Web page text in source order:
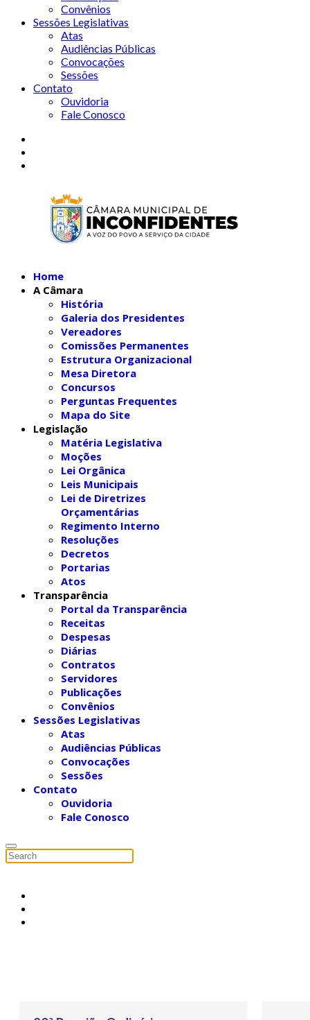
Convênios
Sessões Legislativas
Atas
Audiências Públicas
Convocações
Sessões
Contato
Ouvidoria
Fale Conosco
Home
A Câmara
História
Galeria dos Presidentes
Vereadores
Comissões Permanentes
Estrutura Organizacional
Mesa Diretora
Concursos
Perguntas Frequentes
Mapa do Site
Legislação
Matéria Legislativa
Moções
Lei Orgânica
Leis Municipais
Lei de Diretrizes
Orçamentárias
Regimento Interno
Resoluções
Decretos
Portarias
Atos
Transparência
Portal da Transparência
Receitas
Despesas
Diárias
Contratos
Servidores
Publicações
Convênios
Sessões Legislativas
Atas
Audiências Públicas
Convocações
Sessões
Contato
Ouvidoria
Fale Conosco